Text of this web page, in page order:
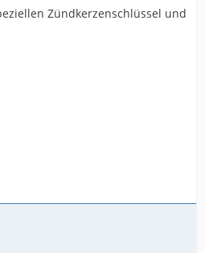
Zündkerzenschlüssel und